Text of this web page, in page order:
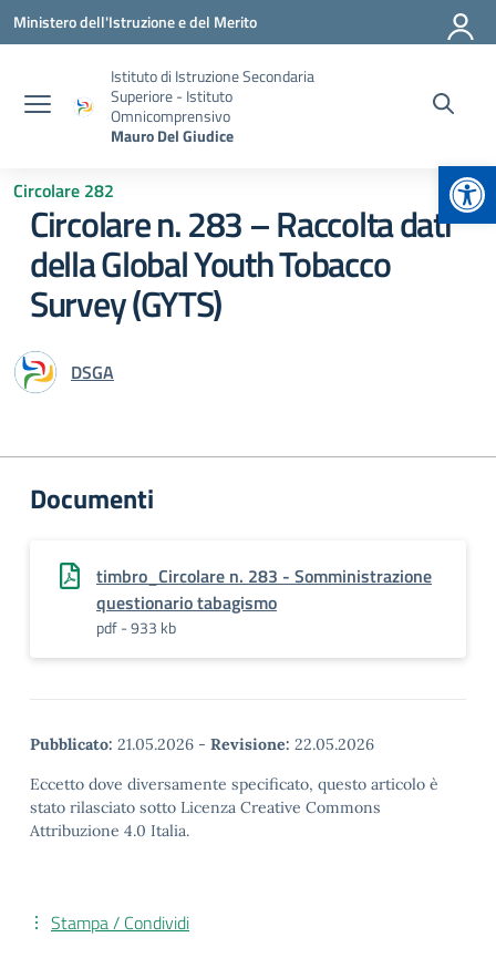
Vai ai contenuti
Vai al menu di navigazione
Vai al footer
Ministero dell'Istruzione e del Merito
Istituto di Istruzione Secondaria
Superiore - Istituto
Omnicomprensivo
Mauro Del Giudice
Circolare 282
Circolare n. 283 – Raccolta dati
della Global Youth Tobacco
Survey (GYTS)
DSGA
Documenti
timbro_Circolare n. 283 - Somministrazione
questionario tabagismo
pdf - 933 kb
Pubblicato: 21.05.2026 - Revisione: 22.05.2026
Eccetto dove diversamente specificato, questo articolo è
stato rilasciato sotto Licenza Creative Commons
Attribuzione 4.0 Italia.
Stampa / Condividi